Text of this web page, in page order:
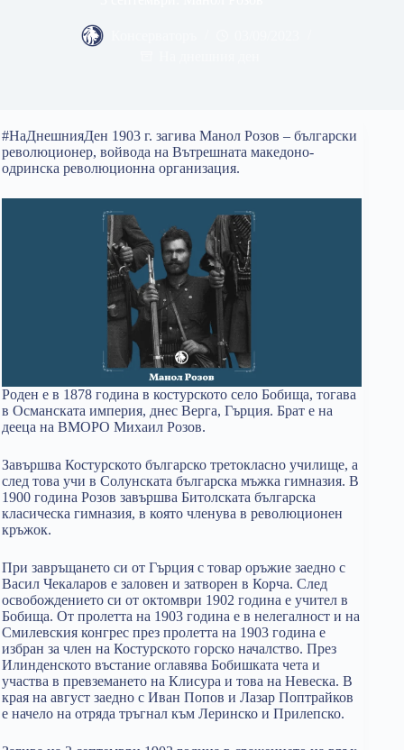
#НаДнешнияДен 1903 г. загива Манол Розов – български
революционер, войвода на Вътрешната македоно-
одринска революционна организация.
Роден е в 1878 година в костурското село Бобища, тогава
в Османската империя, днес Верга, Гърция. Брат е на
дееца на ВМОРО Михаил Розов.
Завършва Костурското българско третокласно училище, а
след това учи в Солунската българска мъжка гимназия. В
1900 година Розов завършва Битолската българска
класическа гимназия, в която членува в революционен
кръжок.
При завръщането си от Гърция с товар оръжие заедно с
Васил Чекаларов е заловен и затворен в Корча. След
освобождението си от октомври 1902 година е учител в
Бобища. От пролетта на 1903 година е в нелегалност и на
Смилевския конгрес през пролетта на 1903 година е
избран за член на Костурското горско началство. През
Илинденското въстание оглавява Бобишката чета и
участва в превземането на Клисура и това на Невеска. В
края на август заедно с Иван Попов и Лазар Поптрайков
е начело на отряда тръгнал към Леринско и Прилепско.